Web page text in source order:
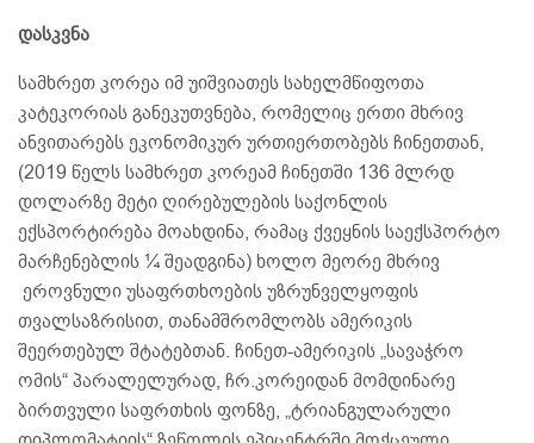
დასკვნა
სამხრეთ კორეა იმ უიშვიათეს სახელმწიფოთა
კატეკორიას განეკუთვნება, რომელიც ერთი მხრივ
ანვითარებს ეკონომიკურ ურთიერთობებს ჩინეთთან,
(2019 წელს სამხრეთ კორეამ ჩინეთში 136 მლრდ
დოლარზე მეტი ღირებულების საქონლის
ექსპორტირება მოახდინა, რამაც ქვეყნის საექსპორტო
მარჩენებლის ¼ შეადგინა) ხოლო მეორე მხრივ
ეროვნული უსაფრთხოების უზრუნველყოფის
თვალსაზრისით, თანამშრომლობს ამერიკის
შეერთებულ შტატებთან. ჩინეთ-ამერიკის „სავაჭრო
ომის“ პარალელურად, ჩრ.კორეიდან მომდინარე
ბირთვული საფრთხის ფონზე, „ტრიანგულარული